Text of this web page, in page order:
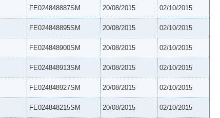
FE024848887SM 20/08/2015 02/10/2015
FE024848895SM 20/08/2015 02/10/2015
FE024848900SM 20/08/2015 02/10/2015
FE024848913SM 20/08/2015 02/10/2015
FE024848927SM 20/08/2015 02/10/2015
FE024848215SM 20/08/2015 02/10/2015